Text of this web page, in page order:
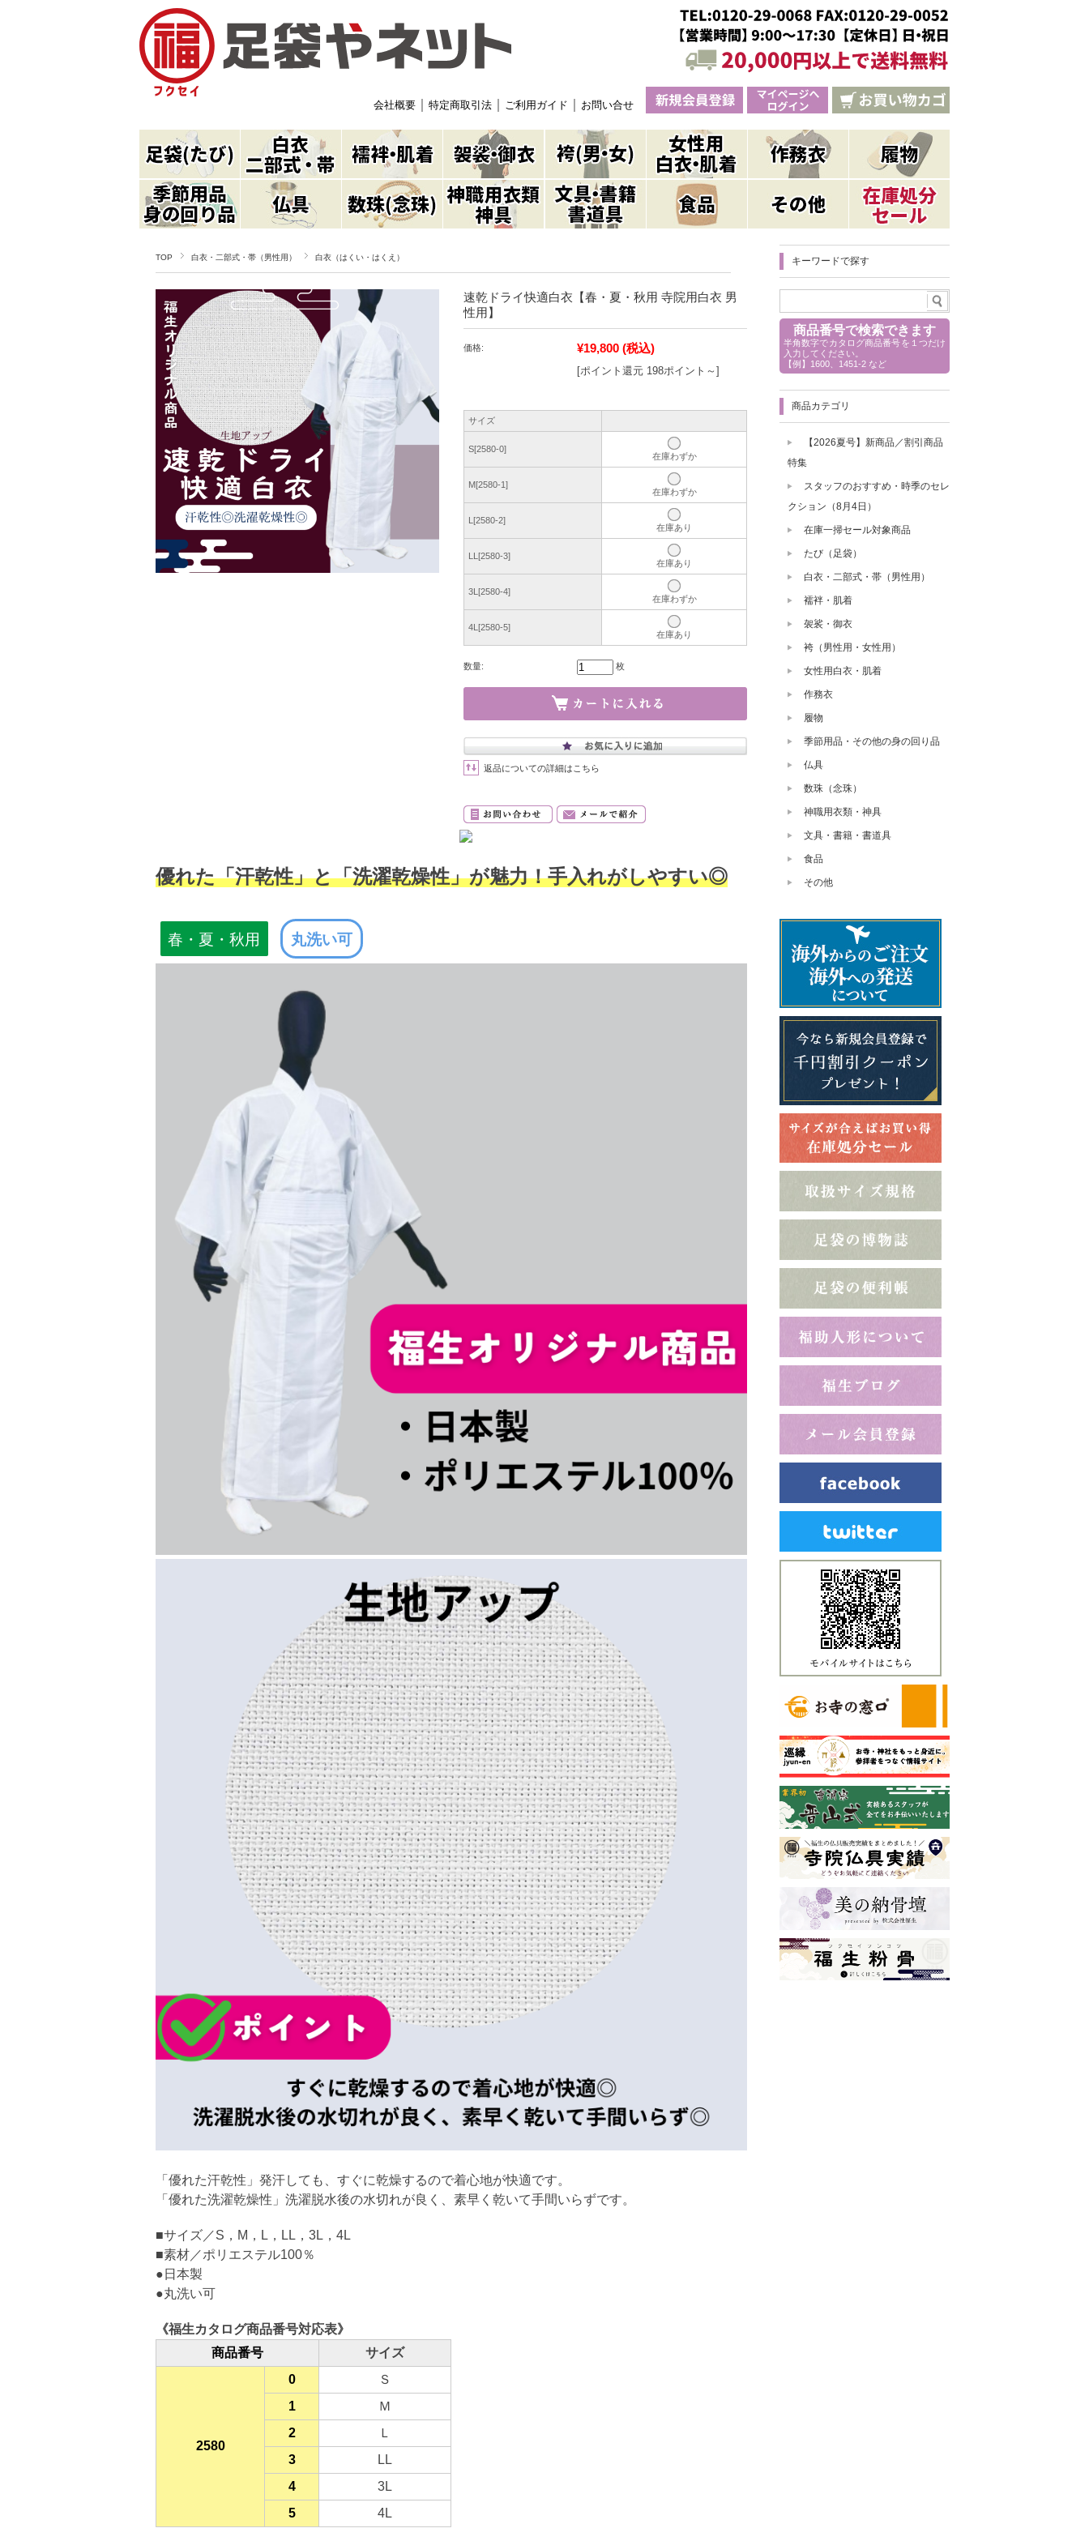
会社概要 特定商取引法 ご利用ガイド お問い合せ
TOP 白衣・二部式・帯（男性用） 白衣（はくい・はくえ）
速乾ドライ快適白衣【春・夏・秋用 寺院用白衣 男
性用】
価格: ¥19,800 (税込)
[ポイント還元 198ポイント～]
サイズ
S[2580-0]
在庫わずか
M[2580-1]
在庫わずか
L[2580-2]
在庫あり
LL[2580-3]
在庫あり
3L[2580-4]
在庫わずか
4L[2580-5]
在庫あり
数量: 枚
返品についての詳細はこちら
優れた「汗乾性」と「洗濯乾燥性」が魅力！手入れがしやすい◎
春・夏・秋用 丸洗い可
「優れた汗乾性」発汗しても、すぐに乾燥するので着心地が快適です。
「優れた洗濯乾燥性」洗濯脱水後の水切れが良く、素早く乾いて手間いらずです。
■サイズ／S，M，L，LL，3L，4L
■素材／ポリエステル100％
●日本製
●丸洗い可
《福生カタログ商品番号対応表》
商品番号
サイズ
2580
0
Ｓ
1
Ｍ
2
Ｌ
3
LL
4
3L
5
4L
キーワードで探す
商品番号で検索できます
半角数字でカタログ商品番号を１つだけ
入力してください。
【例】1600、1451-2 など
商品カテゴリ
【2026夏号】新商品／割引商品
特集
スタッフのおすすめ・時季のセレ
クション（8月4日）
在庫一掃セール対象商品
たび（足袋）
白衣・二部式・帯（男性用）
襦袢・肌着
袈裟・御衣
袴（男性用・女性用）
女性用白衣・肌着
作務衣
履物
季節用品・その他の身の回り品
仏具
数珠（念珠）
神職用衣類・神具
文具・書籍・書道具
食品
その他